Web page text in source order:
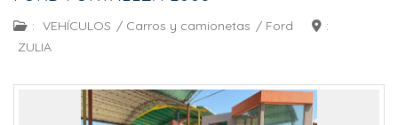
: VEHÍCULOS / Carros y camionetas / Ford
:
ZULIA